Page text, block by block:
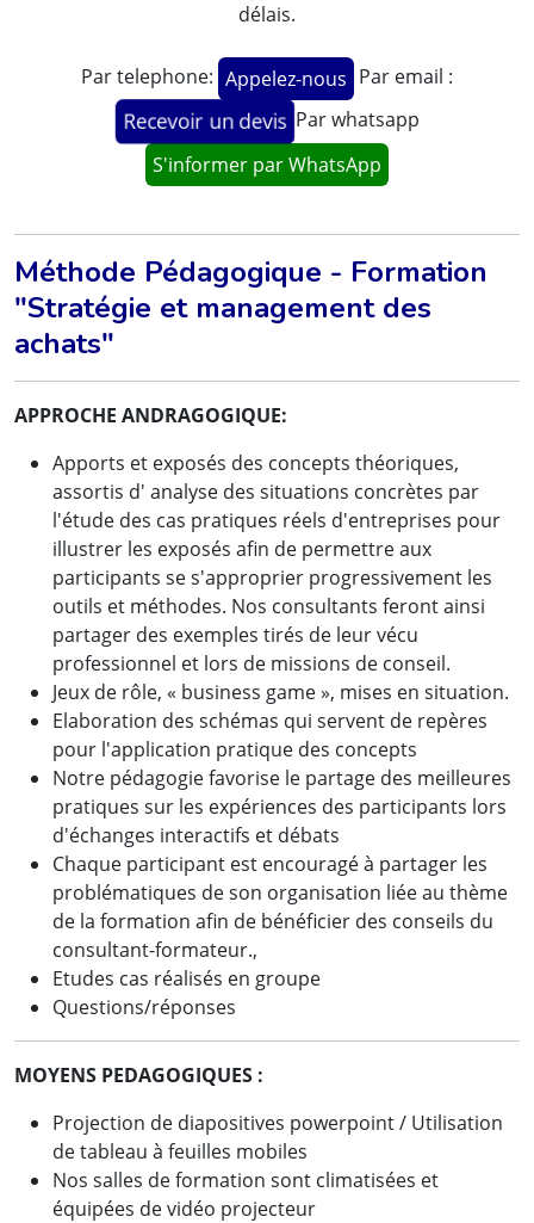
délais.
Par telephone: Appelez-nous Par email :
Recevoir un devis Par whatsapp
S'informer par WhatsApp
Méthode Pédagogique - Formation
"Stratégie et management des
achats"
APPROCHE ANDRAGOGIQUE:
Apports et exposés des concepts théoriques,
assortis d' analyse des situations concrètes par
l'étude des cas pratiques réels d'entreprises pour
illustrer les exposés afin de permettre aux
participants se s'approprier progressivement les
outils et méthodes. Nos consultants feront ainsi
partager des exemples tirés de leur vécu
professionnel et lors de missions de conseil.
Jeux de rôle, « business game », mises en situation.
Elaboration des schémas qui servent de repères
pour l'application pratique des concepts
Notre pédagogie favorise le partage des meilleures
pratiques sur les expériences des participants lors
d'échanges interactifs et débats
Chaque participant est encouragé à partager les
problématiques de son organisation liée au thème
de la formation afin de bénéficier des conseils du
consultant-formateur.,
Etudes cas réalisés en groupe
Questions/réponses
MOYENS PEDAGOGIQUES :
Projection de diapositives powerpoint / Utilisation
de tableau à feuilles mobiles
Nos salles de formation sont climatisées et
équipées de vidéo projecteur